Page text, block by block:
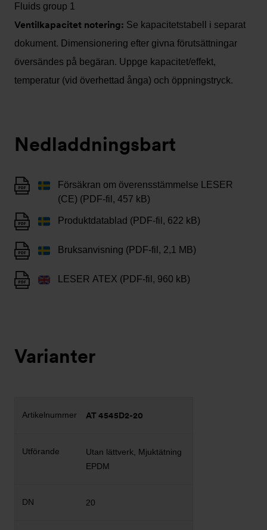
Fluids group 1
Ventilkapacitet notering: Se kapacitetstabell i separat
dokument. Dimensionering efter givna förutsättningar
översändes på begäran. Uppge kapacitet/effekt,
temperatur (vid överhettad ånga) och öppningstryck.
Nedladdningsbart
Försäkran om överensstämmelse LESER
(CE) (PDF-fil, 457 kB)
Produktdatablad (PDF-fil, 622 kB)
Bruksanvisning (PDF-fil, 2,1 MB)
LESER ATEX (PDF-fil, 960 kB)
Varianter
AT 4545D2-20
Utan lättverk, Mjuktätning
EPDM
20